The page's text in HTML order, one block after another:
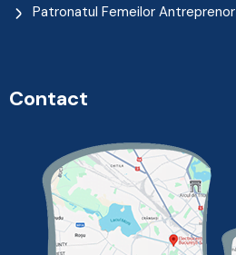
Patronatul Femeilor Antreprenor
Contact